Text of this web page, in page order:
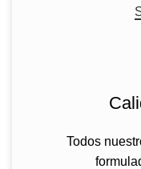
Todos